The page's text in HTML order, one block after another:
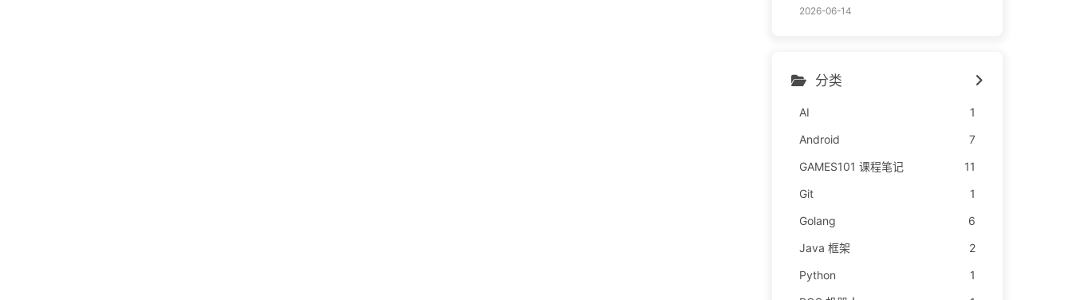
2026-06-14
分类
AI
1
Android
7
GAMES101 课程笔记
11
Git
1
Golang
6
Java 框架
2
Python
1